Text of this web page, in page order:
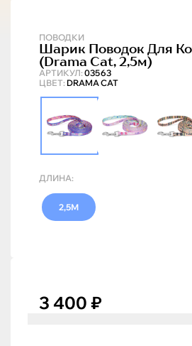
ПОВОДКИ
АРТИКУЛ: 03563
Шарик Поводок Для
(drama Cat, 2,5м)
ЦВЕТ: DRAMA CAT
ДЛИНА:
2,5М
3 400 ₽